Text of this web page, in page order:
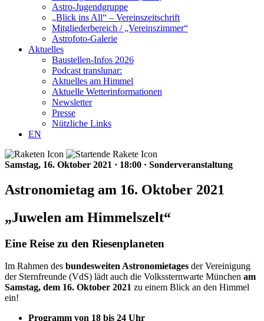
Astro-Jugendgruppe
„Blick ins All“ – Vereinszeitschrift
Mitgliederbereich / „Vereinszimmer“
Astrofoto-Galerie
Aktuelles
Baustellen-Infos 2026
Podcast translunar:
Aktuelles am Himmel
Aktuelle Wetterinformationen
Newsletter
Presse
Nützliche Links
EN
Samstag, 16. Oktober 2021 · 18:00 · Sonderveranstaltung
Astronomietag am 16. Oktober 2021
„Juwelen am Himmelszelt“
Eine Reise zu den Riesenplaneten
Im Rahmen des bundesweiten Astronomietages der Vereinigung
der Sternfreunde (VdS) lädt auch die Volkssternwarte München am
Samstag, dem 16. Oktober 2021 zu einem Blick an den Himmel
ein!
Programm von 18 bis 24 Uhr